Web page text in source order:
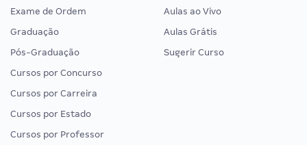
Exame de Ordem
Graduação
Pós-Graduação
Cursos por Concurso
Cursos por Carreira
Cursos por Estado
Cursos por Professor
Aulas ao Vivo
Aulas Grátis
Sugerir Curso